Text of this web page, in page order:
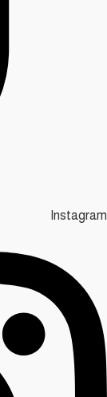
Instagram